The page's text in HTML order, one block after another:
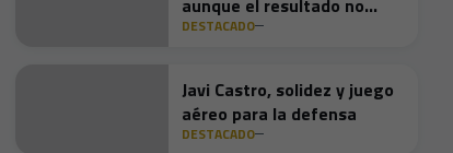
aunque el resultado no
acompañó
DESTACADO
Javi Castro, solidez y juego
aéreo para la defensa
DESTACADO